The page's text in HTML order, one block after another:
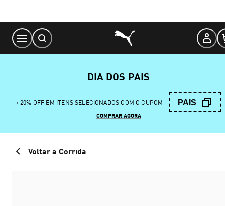
Content
DIA DOS PAIS
+ 20% OFF EM ITENS SELECIONADOS COM O CUPOM PAIS
COMPRAR AGORA
Voltar a Corrida